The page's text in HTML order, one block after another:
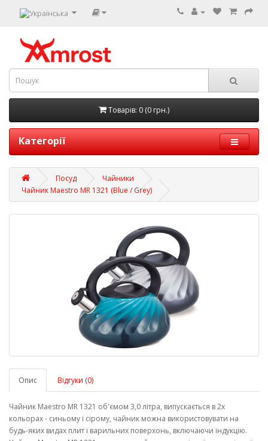
Товарів: 0 (0 грн.)
Категорії
Посуд
Чайники
Чайник Maestro MR 1321 (Blue / Grey)
Опис Відгуки (0)
Чайник Maestro MR 1321 об'ємом 3,0 літра, випускається в 2х
кольорах - синьому і сірому, чайник можна використовувати на
будь-яких видах плит і варильних поверхонь, включаючи індукцію.